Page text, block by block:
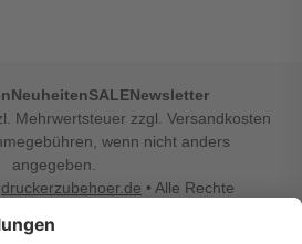
NeuheitenSALENewsletter
Mehrwertsteuer zzgl. Versandkosten
wenn nicht anders
angegeben.
druckerzubehoer.de • Alle Rechte
Vertrag widerrufen